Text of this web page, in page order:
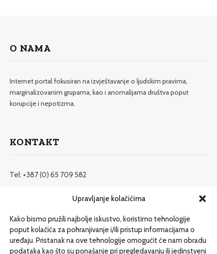
Upravljanje kolačićima
Kako bismo pružili najbolje iskustvo, koristimo tehnologije
poput kolačića za pohranjivanje i/ili pristup informacijama o
uređaju. Pristanak na ove tehnologije omogućit će nam obradu
podataka kao što su ponašanje pri pregledavanju ili jedinstveni
O NAMA
Internet portal fokusiran na izvještavanje o ljudskim pravima,
marginalizovanim grupama, kao i anomalijama društva poput
korupcije i nepotizma.
KONTAKT
Tel: +387 (0) 65 709 582
redakcija@etrafika.net
Dosije